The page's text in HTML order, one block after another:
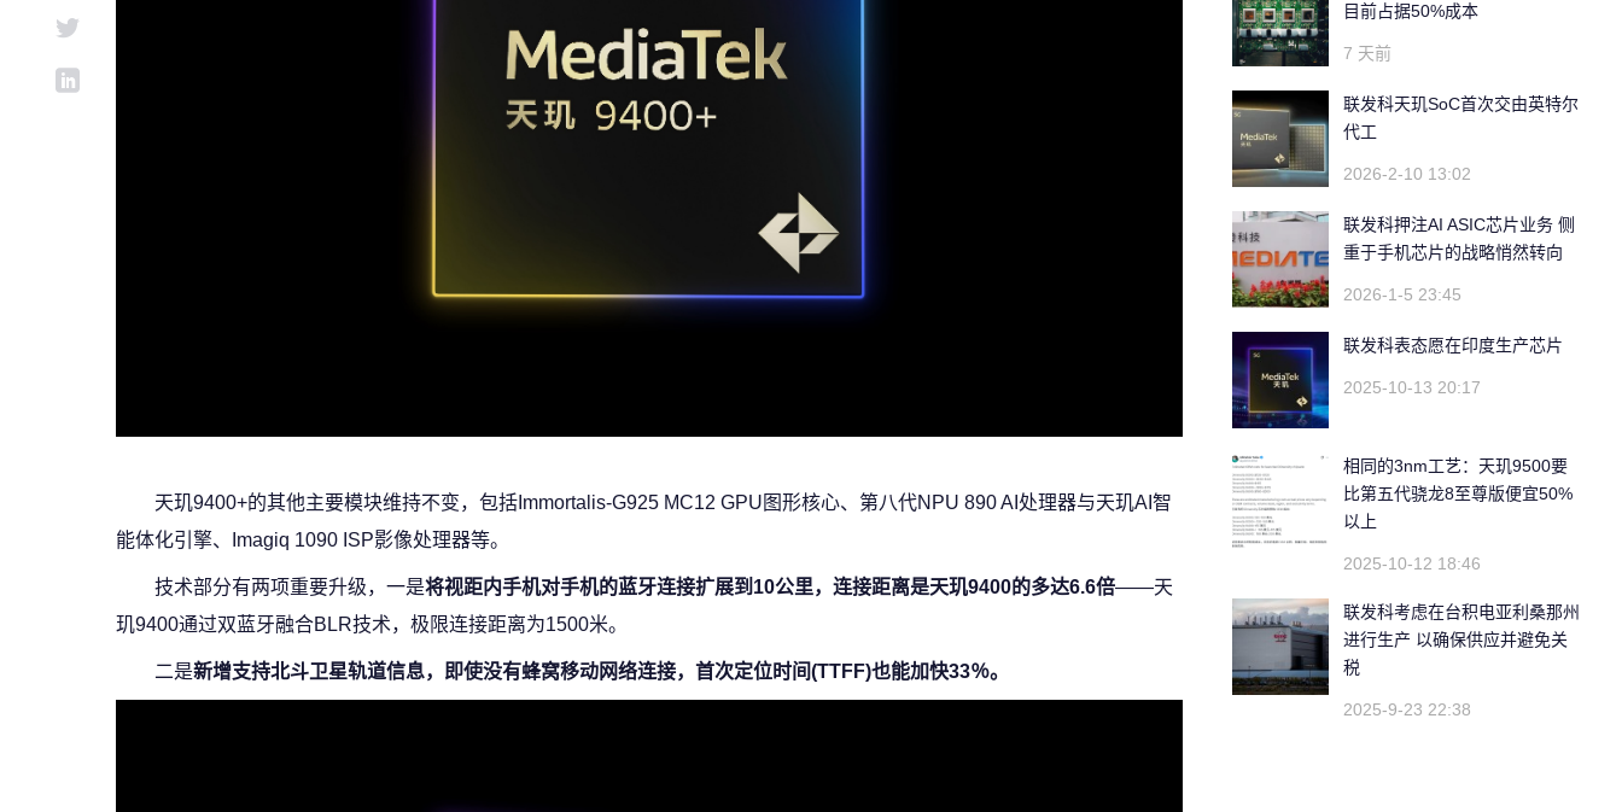
天玑9400+的其他主要模块维持不变，包括Immortalis-G925 MC12 GPU图形核心、第八代NPU 890 AI处理器与天玑AI智
能体化引擎、Imagiq 1090 ISP影像处理器等。
技术部分有两项重要升级，一是将视距内手机对手机的蓝牙连接扩展到10公里，连接距离是天玑9400的多达6.6倍——天
玑9400通过双蓝牙融合BLR技术，极限连接距离为1500米。
二是新增支持北斗卫星轨道信息，即使没有蜂窝移动网络连接，首次定位时间(TTFF)也能加快33％。
目前占据50%成本
7 天前
联发科天玑SoC首次交由英特尔
代工
2026-2-10 13:02
联发科押注AI ASIC芯片业务 侧
重于手机芯片的战略悄然转向
2026-1-5 23:45
联发科表态愿在印度生产芯片
2025-10-13 20:17
相同的3nm工艺：天玑9500要
比第五代骁龙8至尊版便宜50%
以上
2025-10-12 18:46
联发科考虑在台积电亚利桑那州
进行生产 以确保供应并避免关
税
2025-9-23 22:38